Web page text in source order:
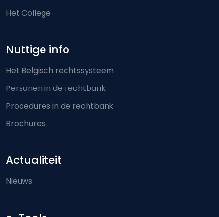
Het College
Nuttige info
Het Belgisch rechtssysteem
Personen in de rechtbank
Procedures in de rechtbank
Brochures
Actualiteit
Nieuws